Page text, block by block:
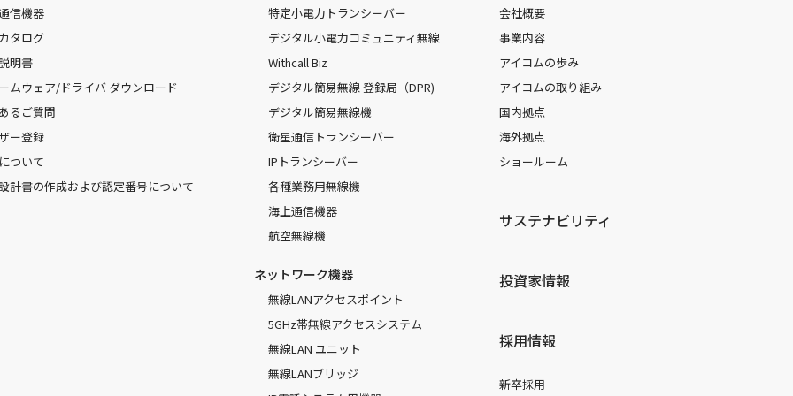
信機器
タログ
明書
ムウェア/ドライバ ダウンロード
るご質問
ー登録
ついて
計書の作成および認定番号について
特定小電力トランシーバー
デジタル小電力コミュニティ無線
Withcall Biz
デジタル簡易無線 登録局（DPR)
デジタル簡易無線機
衛星通信トランシーバー
IPトランシーバー
各種業務用無線機
海上通信機器
航空無線機
ネットワーク機器
無線LANアクセスポイント
5GHz帯無線アクセスシステム
無線LAN ユニット
無線LANブリッジ
会社概要
事業内容
アイコムの歩み
アイコムの取り組み
国内拠点
海外拠点
ショールーム
サステナビリティ
投資家情報
採用情報
新卒採用